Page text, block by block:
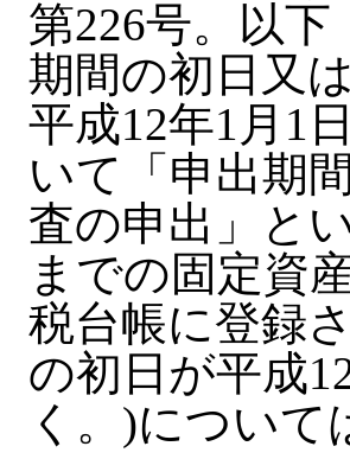
第226号。以
期間の初日又
平成12年1月1
いて「申出期
査の申出」と
までの固定資
税台帳に登録
の初日が平成
く。)につい